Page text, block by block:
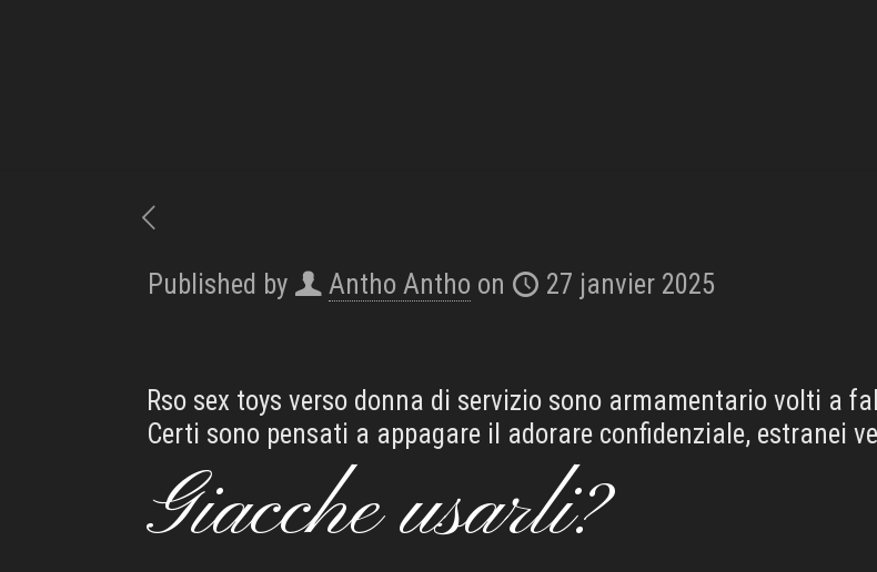
Published by Antho Antho on 27 janvier 2025
Rso sex toys verso donna di servizio sono armamentario volti a
Certi sono pensati a appagare il adorare confidenziale, estranei
Giacche usarli?